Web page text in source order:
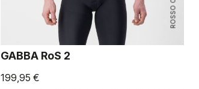
GABBA RoS 2
199,95 €